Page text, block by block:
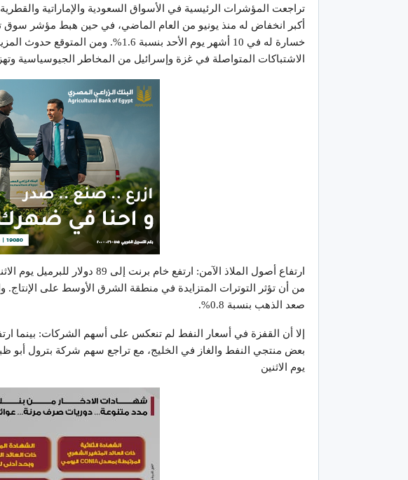
تراجعت المؤشرات الرئيسية في الأسواق السعودية والإماراتية
خسارة له في 10 أشهر يوم الأحد بنسبة
الاشتباكات المتواصلة في غزة وإسرائيل من المخاطر الجيوسياسية
من أن تؤثر التوترات المتزايدة في منطقة الشرق الأوسط على الإنتاج.
صعد الذهب بنسبة 0.8%.
إلا أن القفزة في أسعار النفط لم تنعكس على أسهم الشركات: بينما
يوم الاثنين